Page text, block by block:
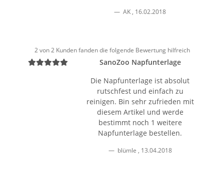
AK, 16.02.2018
2 von 2 Kunden fanden die folgende Bewertung hilfreich
SanoZoo Napfunterlage
Die Napfunterlage ist absolut
rutschfest und einfach zu
reinigen. Bin sehr zufrieden mit
diesem Artikel und werde
bestimmt noch 1 weitere
Napfunterlage bestellen.
blümle , 13.04.2018